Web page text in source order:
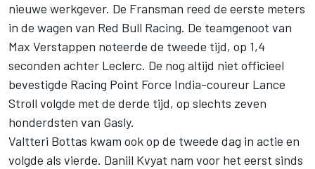
nieuwe werkgever. De Fransman reed de eerste meters
in de wagen van Red Bull Racing. De teamgenoot van
Max Verstappen noteerde de tweede tijd, op 1,4
seconden achter Leclerc. De nog altijd niet officieel
bevestigde Racing Point Force India-coureur Lance
Stroll volgde met de derde tijd, op slechts zeven
honderdsten van Gasly.
Valtteri Bottas kwam ook op de tweede dag in actie en
volgde als vierde. Daniil Kvyat nam voor het eerst sinds